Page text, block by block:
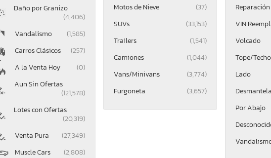
Daño por Granizo
(4,406)
Vandalismo
(1,585)
Carros Clásicos
(257)
A la Venta Hoy
(0)
Aun Sin Ofertas
(121,578)
Lotes con Ofertas
(20,319)
Venta Pura
(27,349)
Muscle Cars
(2,808)
Motos de Nieve
(37)
SUVs
(33,153)
Trailers
(1,541)
Camiones
(1,044)
Vans/Minivans
(3,774)
Furgoneta
(3,657)
VIN
Volcado
Tope/Techo
Lado
Por Abajo